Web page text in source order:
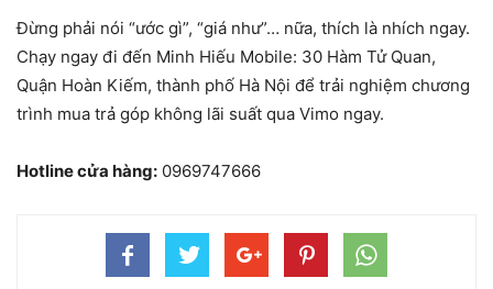
Đừng phải nói “ước gì”, “giá như”… nữa, thích là nhích ngay.
Chạy ngay đi đến Minh Hiếu Mobile: 30 Hàm Tử Quan,
Quận Hoàn Kiếm, thành phố Hà Nội để trải nghiệm chương
trình mua trả góp không lãi suất qua Vimo ngay.
Hotline cửa hàng: 0969747666